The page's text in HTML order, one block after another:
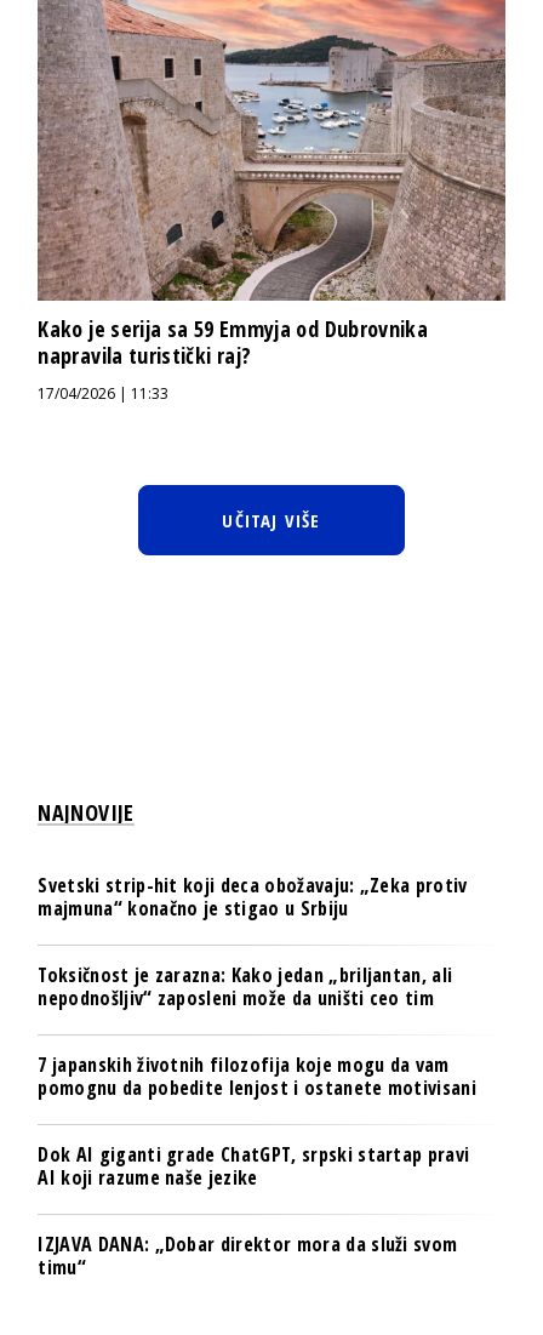
Kako je serija sa 59 Emmyja od Dubrovnika
napravila turistički raj?
17/04/2026 | 11:33
UČITAJ VIŠE
NAJNOVIJE
Svetski strip-hit koji deca obožavaju: „Zeka protiv
majmuna“ konačno je stigao u Srbiju
Toksičnost je zarazna: Kako jedan „briljantan, ali
nepodnošljiv“ zaposleni može da uništi ceo tim
7 japanskih životnih filozofija koje mogu da vam
pomognu da pobedite lenjost i ostanete motivisani
Dok AI giganti grade ChatGPT, srpski startap pravi
AI koji razume naše jezike
IZJAVA DANA: „Dobar direktor mora da služi svom
timu“